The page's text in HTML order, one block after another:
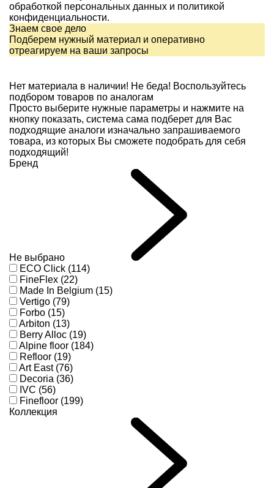
обработкой персональных данных и политикой
конфиденциальности.
Знаем свое дело
Подберем нужный материал и оперативно
отреагируем на ваши запросы
Нет материала в наличии! Не беда! Воспользуйтесь
подбором товаров по аналогам
Просто выберите нужные параметры и нажмите на
кнопку показать, система сама подберет для Вас
подходящие аналоги изначально запрашиваемого
товара, из которых Вы сможете подобрать для себя
подходящий!
Бренд
Не выбрано
ECO Click (114)
FineFlex (22)
Made In Belgium (15)
Vertigo (79)
Forbo (15)
Arbiton (13)
Berry Alloc (19)
Alpine floor (184)
Refloor (19)
Art East (76)
Decoria (36)
IVC (56)
Finefloor (199)
Коллекция